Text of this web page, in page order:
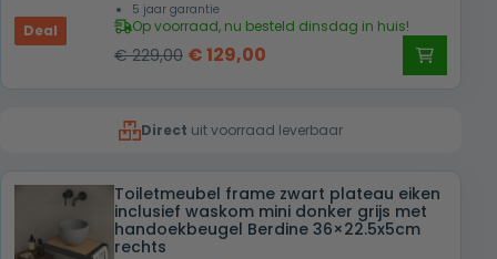
5 jaar garantie
Op voorraad, nu besteld dinsdag in huis!
€229,00 Oorspronkelijke
€ 229,00.
€129,00
€ 129,00.
Deal
Direct uit voorraad leverbaar
Toiletmeubel frame zwart plateau eiken
inclusief waskom mini donker grijs met
handoekbeugel Berdine 36×22.5x5cm
rechts